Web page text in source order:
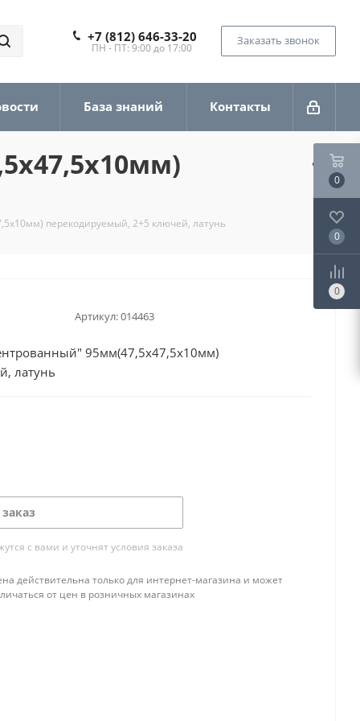
+7 (812) 646-33-20
ПН - ПТ: 9:00 до 17:00
Заказать звонок
База знаний Контакты
перекодируемый, 2+5 ключей, латунь
Артикул:014463
95мм(47,5х47,5х10мм)
латунь
с вами и уточнят условия заказа
действительна только для интернет-магазина и может
от цен в розничных магазинах
0
0
0